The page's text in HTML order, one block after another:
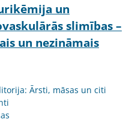
un
slimības –
un nezināmais
Ārsti, māsas un citi